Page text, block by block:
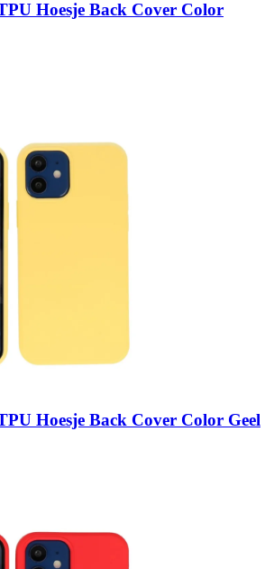
Hoesje Back Cover Color
Hoesje Back Cover Color Geel